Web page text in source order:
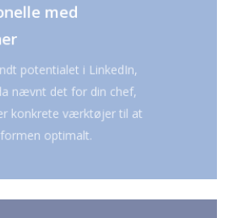
med
potentialet i LinkedIn,
nævnt det for din chef,
konkrete værktøjer til at
optimalt.